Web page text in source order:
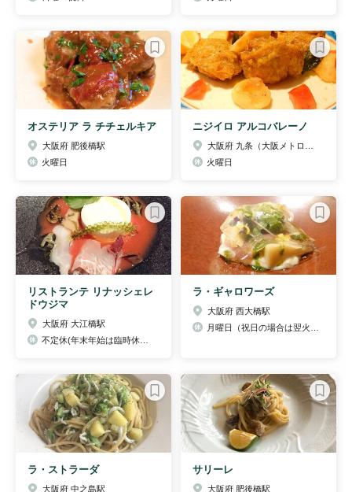
オステリア ラ チチェルキア
大阪府 肥後橋駅
火曜日
ニジイロ アルコバレーノ
火曜日
リストランテ リナッシェレ
ドウジマ
大阪府 大江橋駅
ラ・ギャロワーズ
大阪府 西大橋駅
ラ・ストラーダ
大阪府 中之島駅
サリーレ
大阪府 肥後橋駅